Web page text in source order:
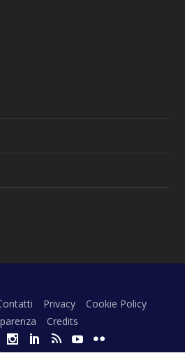
Privacy
Cookie Policy
Credits